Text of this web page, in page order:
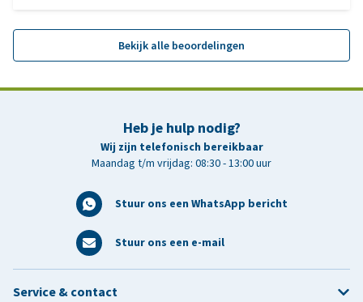
Bekijk alle beoordelingen
Heb je hulp nodig?
Wij zijn telefonisch bereikbaar
Maandag t/m vrijdag: 08:30 - 13:00 uur
Stuur ons een WhatsApp bericht
Stuur ons een e-mail
Service & contact